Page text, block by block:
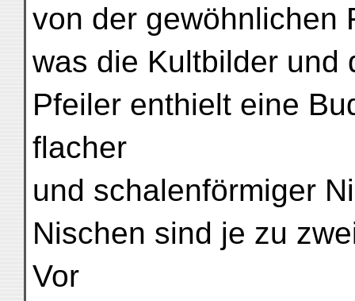
von der gewöhnlichen
was die Kultbilder und
Pfeiler enthielt eine
flacher
und schalenförmiger
Nischen sind je zu
Vor